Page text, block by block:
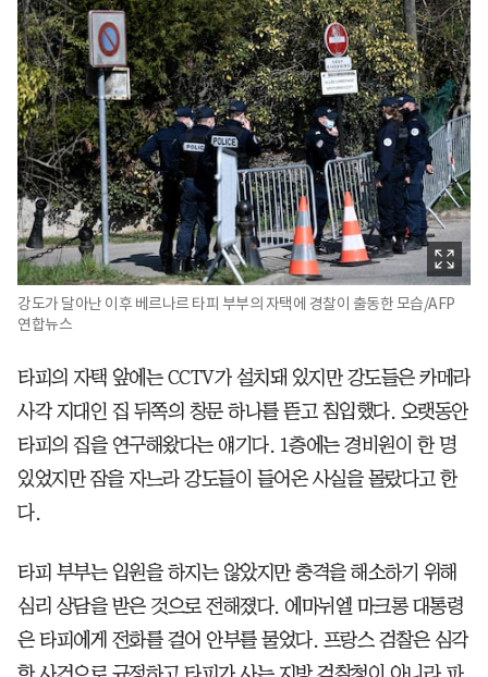
강도가 달아난 이후 베르나르 타피 부부의 자택에 경찰이 출동한 모습/AFP
연합뉴스
타피의 자택 앞에는 CCTV가 설치돼 있지만 강도들은 카메라
사각 지대인 집 뒤쪽의 창문 하나를 뜯고 침입했다. 오랫동안
타피의 집을 연구해왔다는 얘기다. 1층에는 경비원이 한 명
있었지만 잠을 자느라 강도들이 들어온 사실을 몰랐다고 한
다.
타피 부부는 입원을 하지는 않았지만 충격을 해소하기 위해
심리 상담을 받은 것으로 전해졌다. 에마뉘엘 마크롱 대통령
은 타피에게 전화를 걸어 안부를 물었다. 프랑스 검찰은 심각